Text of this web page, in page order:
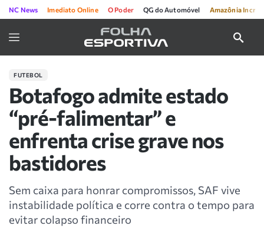
NC News Imediato Online O Poder QG do Automóvel Amazônia
FUTEBOL
Botafogo admite estado
“pré-falimentar” e
enfrenta crise grave nos
bastidores
Sem caixa para honrar compromissos, SAF vive
instabilidade política e corre contra o tempo para
evitar colapso financeiro